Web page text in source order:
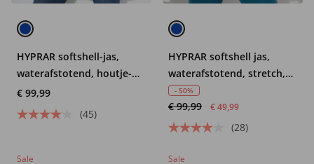
HYPRAR softshell-jas,
waterafstotend, houtje-
touwtjeknopen
€ 99,99
(45)
HYPRAR softshell jas,
waterafstotend, stretch,
reflector
- 50%
€ 99,99 € 49,99
(28)
Sale Sale